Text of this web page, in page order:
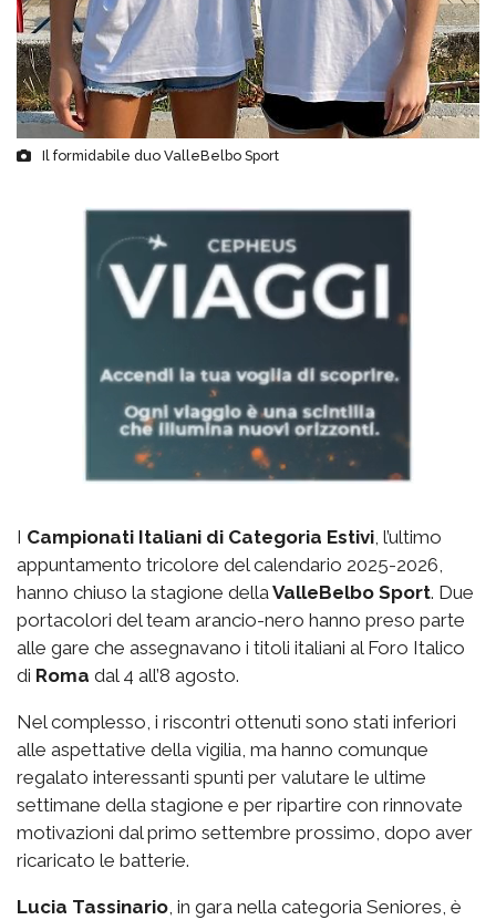
Il formidabile duo ValleBelbo Sport
I Campionati Italiani di Categoria Estivi, l’ultimo
appuntamento tricolore del calendario 2025-2026,
hanno chiuso la stagione dellaValleBelbo Sport. Due
portacolori del team arancio-nero hanno preso parte
alle gare che assegnavano i titoli italiani al Foro Italico
di Roma dal 4 all’8 agosto.
Nel complesso, i riscontri ottenuti sono stati inferiori
alle aspettative della vigilia, ma hanno comunque
regalato interessanti spunti per valutare le ultime
settimane della stagione e per ripartire con rinnovate
motivazioni dal primo settembre prossimo, dopo aver
ricaricato le batterie.
Lucia Tassinario, in gara nella categoria Seniores, è